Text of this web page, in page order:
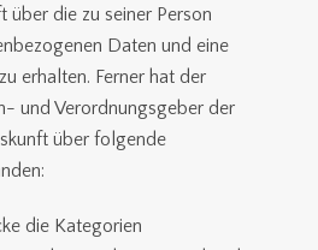
über die zu seiner Person
Daten und eine
erhalten. Ferner hat der
und Verordnungsgeber der
über folgende
die Kategorien